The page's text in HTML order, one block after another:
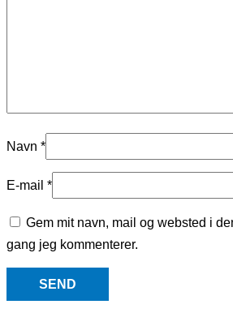
Navn *
E-mail *
Gem mit navn, mail og websted i
gang jeg kommenterer.